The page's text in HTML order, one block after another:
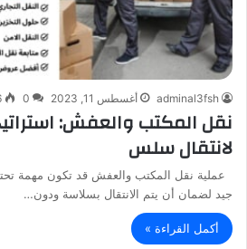
adminal3fsh أغسطس 11, 2023 0
نقل المكتب والعفش:
لانتقال سلس
عملية نقل المكتب والعفش قد تكون مهمة
جيد لضمان أن يتم الانتقال بسلاسة ودون…
أكمل القراءة »